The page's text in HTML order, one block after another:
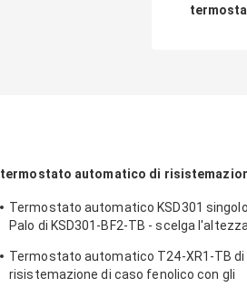
termostato automatico di
Termostato automatico KSD301 singolo
Palo di KSD301-BF2-TB - scelga
Termostato automatico T24-XR1-TB di
risistemazione di caso fenolico con gli